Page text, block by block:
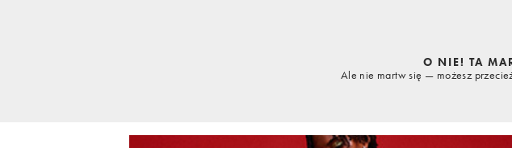
O NIE! TA
Ale nie martw się — możesz